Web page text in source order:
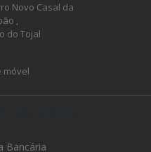
Novo Casal da
,
do Tojal
móvel
- todos os direitos